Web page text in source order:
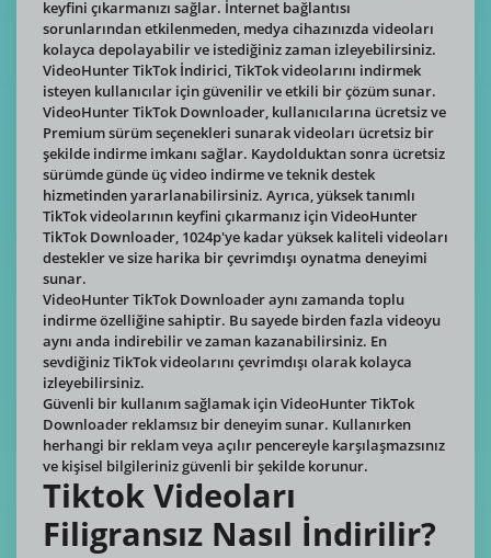
keyfini çıkarmanızı sağlar. İnternet bağlantısı
sorunlarından etkilenmeden, medya cihazınızda videoları
kolayca depolayabilir ve istediğiniz zaman izleyebilirsiniz.
VideoHunter TikTok İndirici, TikTok videolarını indirmek
isteyen kullanıcılar için güvenilir ve etkili bir çözüm sunar.
VideoHunter TikTok Downloader, kullanıcılarına ücretsiz ve
Premium sürüm seçenekleri sunarak videoları ücretsiz bir
şekilde indirme imkanı sağlar. Kaydolduktan sonra ücretsiz
sürümde günde üç video indirme ve teknik destek
hizmetinden yararlanabilirsiniz. Ayrıca, yüksek tanımlı
TikTok videolarının keyfini çıkarmanız için VideoHunter
TikTok Downloader, 1024p'ye kadar yüksek kaliteli videoları
destekler ve size harika bir çevrimdışı oynatma deneyimi
sunar.
VideoHunter TikTok Downloader aynı zamanda toplu
indirme özelliğine sahiptir. Bu sayede birden fazla videoyu
aynı anda indirebilir ve zaman kazanabilirsiniz. En
sevdiğiniz TikTok videolarını çevrimdışı olarak kolayca
izleyebilirsiniz.
Güvenli bir kullanım sağlamak için VideoHunter TikTok
Downloader reklamsız bir deneyim sunar. Kullanırken
herhangi bir reklam veya açılır pencereyle karşılaşmazsınız
ve kişisel bilgileriniz güvenli bir şekilde korunur.
Tiktok Videoları
Filigransız Nasıl İndirilir?